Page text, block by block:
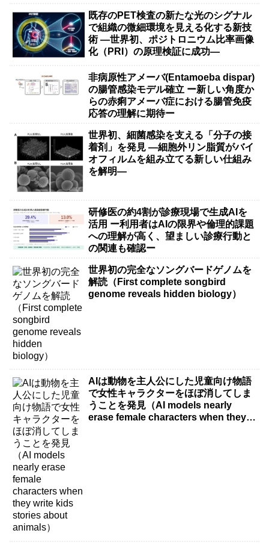
既存のPET検査の新たな光のシグナル
で組織の微細環境を見える化する新技
術 ―世界初、ポジトロニウム比率画像
化（PRI）の原理検証に成功―
非病原性アメーバ(Entamoeba dispar)
の腸管感染モデル確立 ー新しい角度か
らの赤痢アメーバ症における腸管免疫
応答の理解に期待ー
世界初、細菌感染を支える「分子の接
着剤」を発見 ―細胞外リン脂質がバイ
オフィルムを組み立てる新しい仕組み
を解明―
研修医の約4割が診療現場で生成AIを
活用 ー利用者はAIの限界や倫理的課題
への理解が高く、望ましい診療行動と
の関連も確認ー
世界初の完全なソングバードゲノムを
解読（First complete songbird
genome reveals hidden biology）
AIは動物を主人公にした児童向け物語
で女性キャラクターをほぼ消してしま
うことを発見（AI models nearly
erase female characters when they